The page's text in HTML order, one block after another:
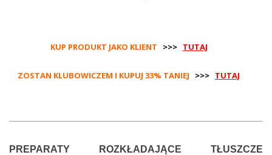
KUP PRODUKT JAKO KLIENT >>> TUTAJ
ZOSTAN KLUBOWICZEM I KUPUJ 33% TANIEJ >>> TUTAJ
PREPARATY ROZKŁADAJĄCE TŁUSZCZE